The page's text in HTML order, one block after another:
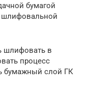
бумагой
в
процесс
бумажный слой ГК